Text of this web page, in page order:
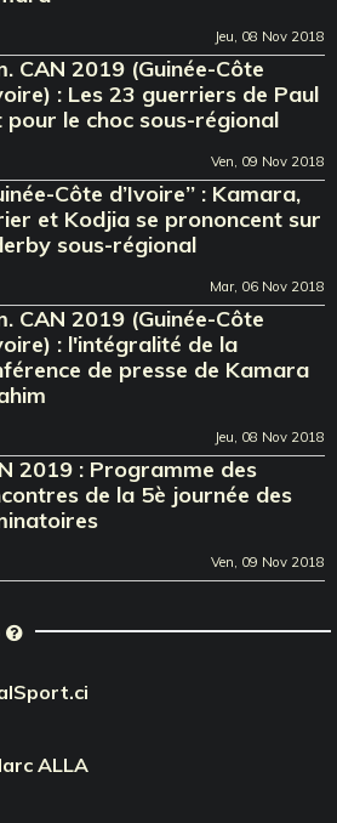
Jeu, 08 Nov 2018
CAN 2019 (Guinée-Côte
: Les 23 guerriers de Paul
pour le choc sous-régional
Ven, 09 Nov 2018
Côte d’Ivoire’’ : Kamara,
et Kodjia se prononcent sur
sous-régional
Mar, 06 Nov 2018
CAN 2019 (Guinée-Côte
: l'intégralité de la
de presse de Kamara
Jeu, 08 Nov 2018
2019 : Programme des
de la 5è journée des
Ven, 09 Nov 2018
ALLA